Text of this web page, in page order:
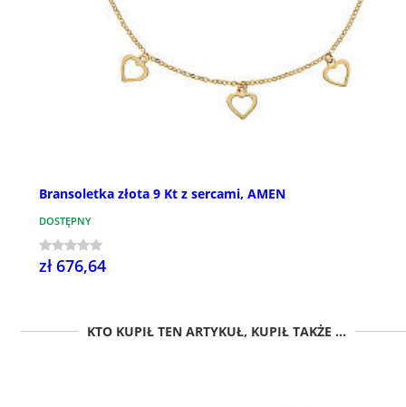
Bransoletka złota 9 Kt z sercami, AMEN
DOSTĘPNY
zł 676,64
KTO KUPIŁ TEN ARTYKUŁ, KUPIŁ TAKŻE ...